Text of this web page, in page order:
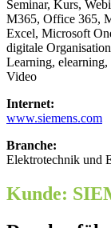
Internet:
www.siemens.com
Branche:
Elektrotechnik und
Kunde: